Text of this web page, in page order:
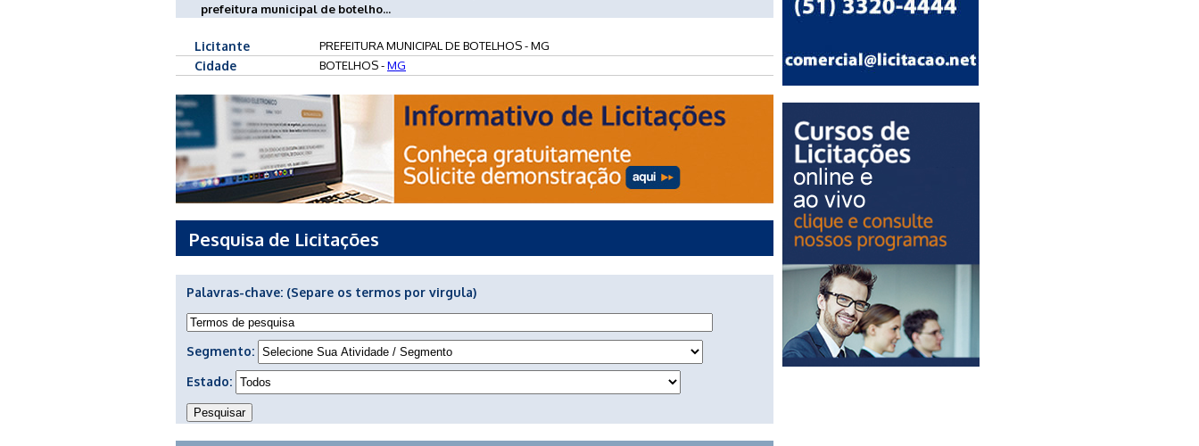
prefeitura municipal de botelho...
Licitante PREFEITURA MUNICIPAL DE BOTELHOS - MG
Cidade BOTELHOS -MG
Pesquisa de Licitações
Palavras-chave: (Separe os termos por virgula)
Segmento:
Estado: